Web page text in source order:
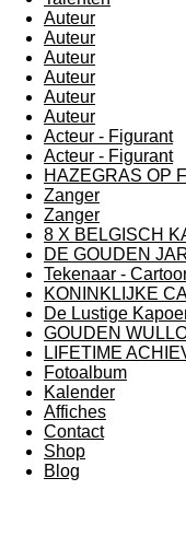
Auteur
Auteur
Auteur
Auteur
Auteur
Auteur
Acteur - Figurant
Acteur - Figurant
HAZEGRAS OP
Zanger
Zanger
8 X BELGISCH
DE GOUDEN
Tekenaar -
KONINKLIJKE
De Lustige
GOUDEN
LIFETIME
Fotoalbum
Kalender
Affiches
Contact
Shop
Blog